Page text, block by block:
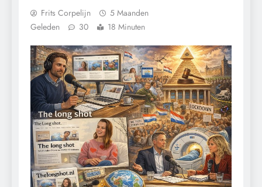
Frits Corpelijn
5 Maanden
Geleden
30 18 Minuten